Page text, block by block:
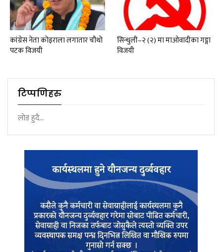
कांग्रेस नेता कोइराला लगातार चौथो
पटक विजयी
सिन्धुली–२ (२) मा माओवादीका गङ्गा
विजयी
टिप्पणिहरु
लोड हुदै...